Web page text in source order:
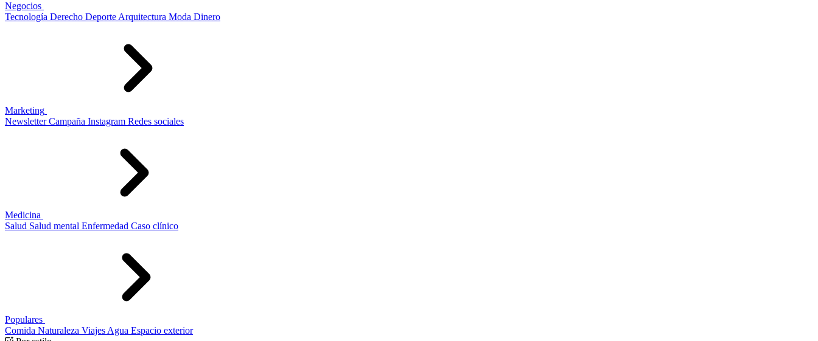
Negocios
Tecnología Derecho Deporte Arquitectura Moda Dinero
Marketing
Newsletter Campaña Instagram Redes sociales
Medicina
Salud Salud mental Enfermedad Caso clínico
Populares
Comida Naturaleza Viajes Agua Espacio exterior